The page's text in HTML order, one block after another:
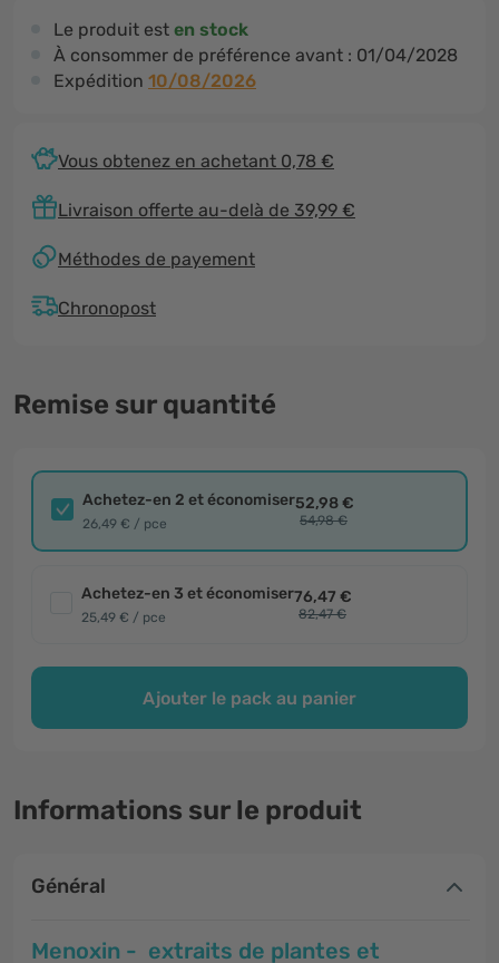
Le produit est en stock
À consommer de préférence avant : 01/04/2028
Expédition 10/08/2026
Vous obtenez en achetant 0,78 €
Livraison offerte au-delà de 39,99 €
Méthodes de payement
Chronopost
Remise sur quantité
Achetez-en 2 et économiser
26,49 € / pce
52,98 €
54,98 €
Achetez-en 3 et économiser
25,49 € / pce
76,47 €
82,47 €
Ajouter le pack au panier
Informations sur le produit
Général
Menoxin - extraits de plantes et